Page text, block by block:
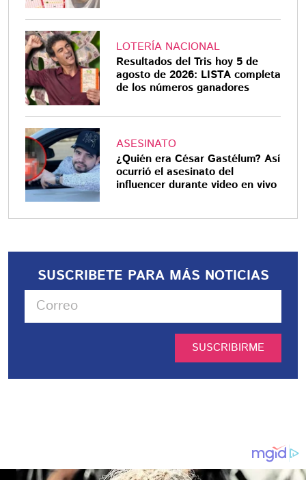
LOTERÍA NACIONAL
Resultados del Tris hoy 5 de
agosto de 2026: LISTA completa
de los números ganadores
ASESINATO
¿Quién era César Gastélum? Así
ocurrió el asesinato del
influencer durante video en vivo
SUSCRIBETE PARA MÁS NOTICIAS
SUSCRIBIRME